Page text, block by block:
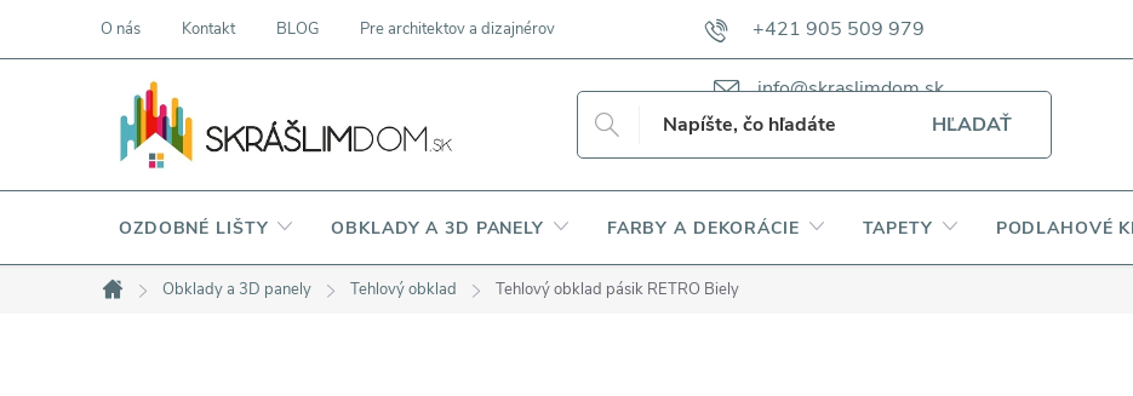
+421 905 509 979
info@skraslimdom.sk
O nás Kontakt BLOG Pre architektov a dizajnérov VZORKOVNÍKY TKANÍN CAMFERO VZORKOVNÍK TKANÍN DAPPI
HĽADAŤ
OZDOBNÉ LIŠTY OBKLADY A 3D PANELY FARBY A DEKORÁCIE TAPETY PODLAHOVÉ
Domov
Obklady a 3D panely Tehlový obklad Tehlový obklad pásik RETRO Biely